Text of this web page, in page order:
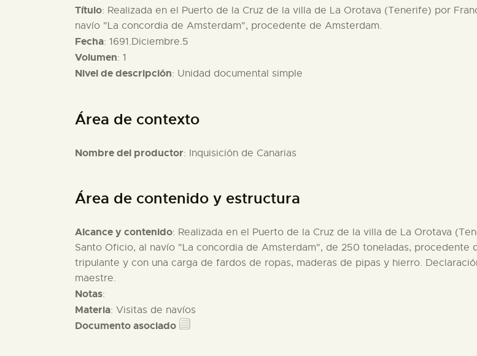
Título: Realizada en el Puerto de la Cruz de la villa de La Orotava (Tenerife) por
navío "La concordia de Amsterdam", procedente de Amsterdam.
Fecha: 1691.Diciembre.5
Volumen: 1
Nivel de descripción: Unidad documental simple
Área de contexto
Nombre del productor: Inquisición de Canarias
Área de contenido y estructura
Alcance y contenido: Realizada en el Puerto de la Cruz de la villa de La Orotava
Santo Oficio, al navío "La concordia de Amsterdam", de 250 toneladas, procedente
tripulante y con una carga de fardos de ropas, maderas de pipas y hierro.
maestre.
Notas:
Materia: Visitas de navíos
Documento asociado